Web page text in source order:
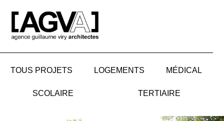
contenu
TOUS PROJETS LOGEMENTS MÉDICAL
SCOLAIRE TERTIAIRE